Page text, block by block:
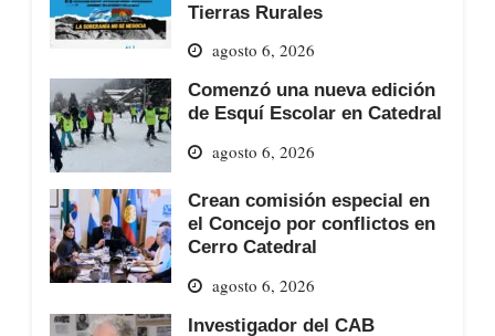
Tierras Rurales
agosto 6, 2026
Comenzó una nueva edición
de Esquí Escolar en Catedral
agosto 6, 2026
Crean comisión especial en
el Concejo por conflictos en
Cerro Catedral
agosto 6, 2026
Investigador del CAB